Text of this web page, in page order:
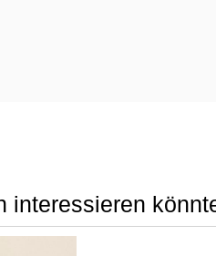
interessieren